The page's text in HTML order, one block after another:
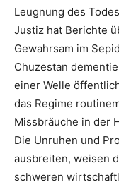
Leugnung des
Justiz hat Berichte
Gewahrsam im
Chuzestan
einer Welle
das Regime
Missbräuche in der
Die Unruhen und
ausbreiten, weisen
schweren